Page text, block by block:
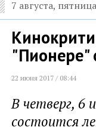
7 августа, пятница
"Пионере"
22 июня 2017 / 08:44
В четверг, 6
состоится